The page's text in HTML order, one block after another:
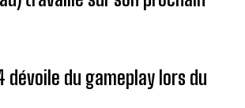
dévoile du gameplay lors du